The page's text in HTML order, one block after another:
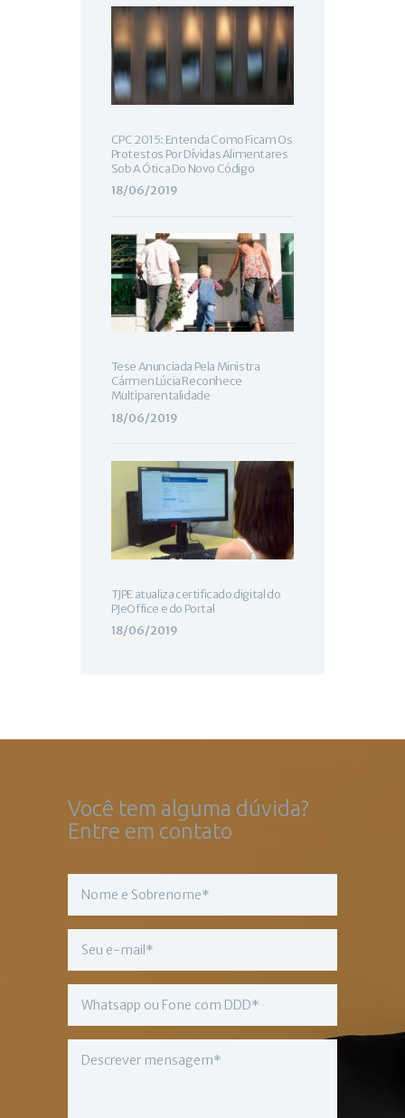
CPC 2015: Entenda Como Ficam Os
Protestos Por Dívidas Alimentares
Sob A Ótica Do Novo Código
18/06/2019
Tese Anunciada Pela Ministra
Cármen Lúcia Reconhece
Multiparentalidade
18/06/2019
TJPE atualiza certificado digital do
PJeOffice e do Portal
18/06/2019
Você tem alguma dúvida?
Entre em contato